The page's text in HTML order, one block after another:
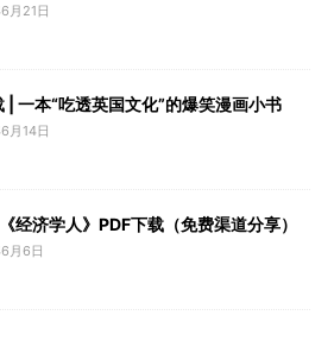
月21日
| 一本“吃透英国文化”的爆笑漫画小书
月14日
经济学人》PDF下载（免费渠道分享）
月6日